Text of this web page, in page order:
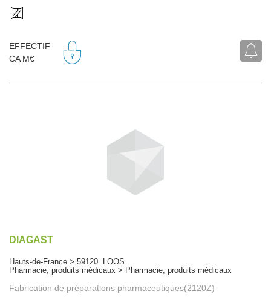
EFFECTIF
CA M€
DIAGAST
Hauts-de-France > 59120 LOOS
Pharmacie, produits médicaux > Pharmacie, produits médicaux
Fabrication de préparations pharmaceutiques(2120Z)